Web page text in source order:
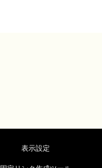
表示設定